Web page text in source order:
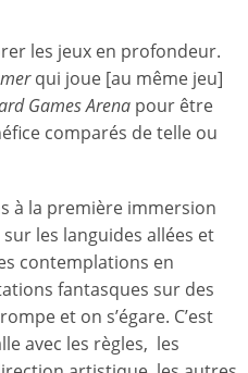
les jeux en profondeur.
qui joue [au même jeu]
Games Arena pour être
comparés de telle ou
à la première immersion
sur les languides allées et
contemplations en
fantasques sur des
et on s’égare. C’est
avec les règles, les